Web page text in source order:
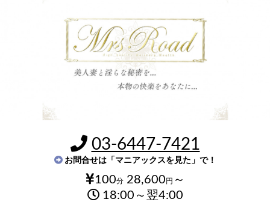
03-6447-7421
お問合せは「マニアックスを見た」で！
100分28,600 円 ～
18:00～翌4:00